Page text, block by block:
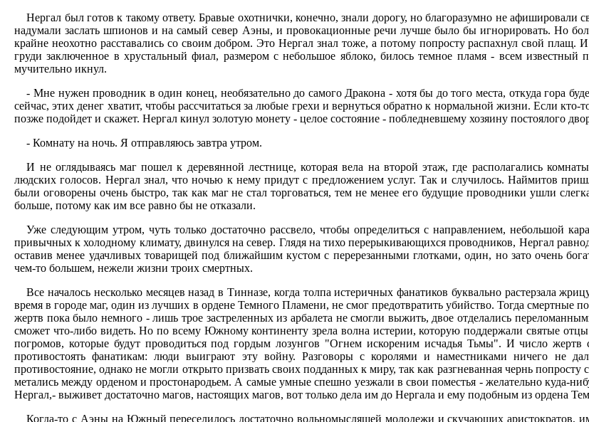
Нергал был готов к такому ответу. Бравые охотнички, конечно, знали дорогу, но благоразумно не афишировали
надумали заслать шпионов и на самый север Аэны, и провокационные речи лучше было бы игнорировать. Но
крайне неохотно расставались со своим добром. Это Нергал знал тоже, а потому попросту распахнул свой
груди заключенное в хрустальный фиал, размером с небольшое яблоко, билось темное пламя - всем
мучительно икнул.
- Мне нужен проводник в один конец, необязательно до самого Дракона - хотя бы до того места, откуда гора
сейчас, этих денег хватит, чтобы рассчитаться за любые грехи и вернуться обратно к нормальной жизни. Если
позже подойдет и скажет. Нергал кинул золотую монету - целое состояние - побледневшему хозяину постоялого
- Комнату на ночь. Я отправляюсь завтра утром.
И не оглядываясь маг пошел к деревянной лестнице, которая вела на второй этаж, где располагались
людских голосов. Нергал знал, что ночью к нему придут с предложением услуг. Так и случилось. Наймитов
были оговорены очень быстро, так как маг не стал торговаться, тем не менее его будущие проводники ушли
больше, потому как им все равно бы не отказали.
Уже следующим утром, чуть только достаточно рассвело, чтобы определиться с направлением, небольшой
привычных к холодному климату, двинулся на север. Глядя на тихо перерыкивающихся проводников, Нергал
оставив менее удачливых товарищей под ближайшим кустом с перерезанными глотками, один, но зато очень
чем-то большем, нежели жизни троих смертных.
Все началось несколько месяцев назад в Тинназе, когда толпа истеричных фанатиков буквально растерзала
время в городе маг, один из лучших в ордене Темного Пламени, не смог предотвратить убийство. Тогда смертные
жертв пока было немного - лишь трое застреленных из арбалета не смогли выжить, двое отделались
сможет что-либо видеть. Но по всему Южному континенту зрела волна истерии, которую поддержали святые
погромов, которые будут проводиться под гордым лозунгов "Огнем искореним исчадья Тьмы". И число
противостоять фанатикам: люди выиграют эту войну. Разговоры с королями и наместниками ничего не
противостояние, однако не могли открыто призвать своих подданных к миру, так как разгневанная чернь
метались между орденом и простонародьем. А самые умные спешно уезжали в свои поместья - желательно куда-
Нергал,- выживет достаточно магов, настоящих магов, вот только дела им до Нергала и ему подобным из ордена
Когда-то с Аэны на Южный переселилось достаточно вольномыслящей молодежи и скучающих аристократов,